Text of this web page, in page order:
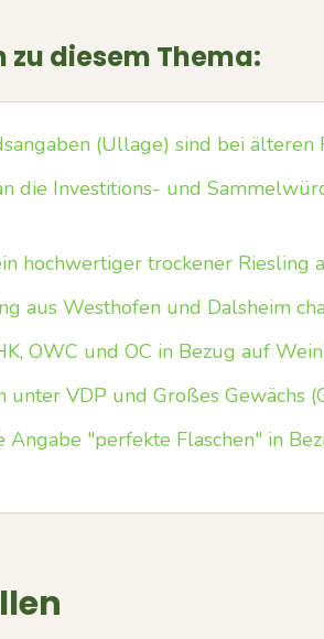
zu diesem Thema:
(Ullage) sind bei älteren
die Investitions- und
hochwertiger trockener Riesling
aus Westhofen und Dalsheim
OWC und OC in Bezug auf
unter VDP und Großes Gewächs
"perfekte Flaschen" in